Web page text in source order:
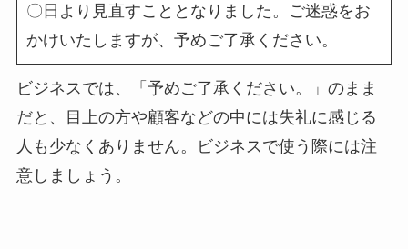
〇日より見直すこととなりました。ご迷惑をお
かけいたしますが、予めご了承ください。
ビジネスでは、「予めご了承ください。」のまま
だと、目上の方や顧客などの中には失礼に感じる
人も少なくありません。ビジネスで使う際には注
意しましょう。